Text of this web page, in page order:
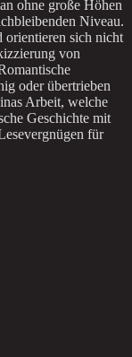
ohne große Höhen
Niveau.
orientieren sich nicht
von
oder übertrieben
Arbeit, welche
Geschichte mit
für